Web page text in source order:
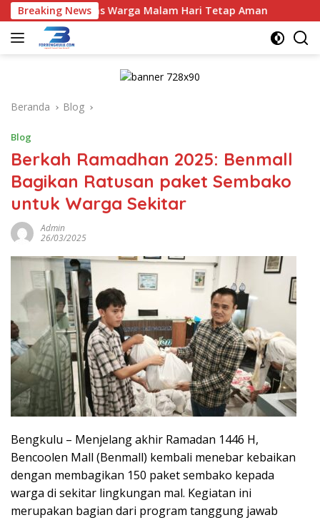
Langsung
ke
konten
Breaking News
Aktivitas Warga Malam Hari Tetap Aman
Beranda Blog
Blog
Berkah Ramadhan 2025: Benmall
Bagikan Ratusan paket Sembako
untuk Warga Sekitar
Admin
26/03/2025
Bengkulu – Menjelang akhir Ramadan 1446 H,
Bencoolen Mall (Benmall) kembali menebar kebaikan
dengan membagikan 150 paket sembako kepada
warga di sekitar lingkungan mal. Kegiatan ini
merupakan bagian dari program tanggung jawab